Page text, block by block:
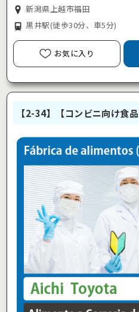
新潟県上越市福田
黒井駅(徒歩30分、車5分)
お気に入り
【2-34】【コンビニ向け食